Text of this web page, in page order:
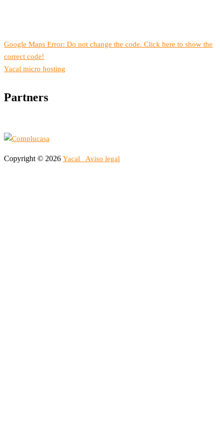
Google Maps Error: Do not change the code. Click here to show the
correct code!
Yacal micro hosting
Partners
Copyright © 2026 Yacal Aviso legal